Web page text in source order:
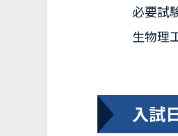
必要試
生物理
入試